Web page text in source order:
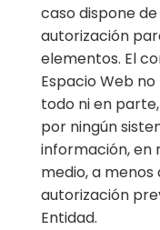
caso dispone
autorización
elementos. El
Espacio Web
todo ni en
por ningún
información, en
medio, a
autorización
Entidad.